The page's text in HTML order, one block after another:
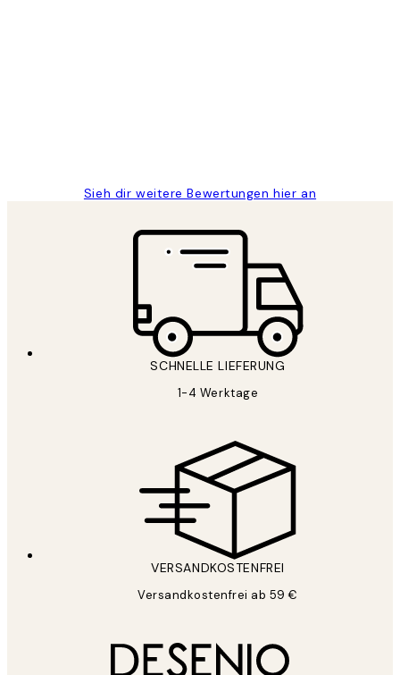
Sieh dir weitere Bewertungen hier an
SCHNELLE LIEFERUNG
1-4 Werktage
VERSANDKOSTENFREI
Versandkostenfrei ab 59 €